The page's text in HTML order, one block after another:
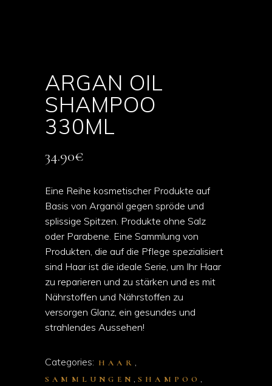
ARGAN OIL
SHAMPOO
330ML
34.90€
Eine Reihe kosmetischer Produkte auf
Basis von Arganöl gegen spröde und
splissige Spitzen. Produkte ohne Salz
oder Parabene. Eine Sammlung von
Produkten, die auf die Pflege spezialisiert
sind Haar ist die ideale Serie, um Ihr Haar
zu reparieren und zu stärken und es mit
Nährstoffen und Nährstoffen zu
versorgen Glanz, ein gesundes und
strahlendes Aussehen!
Categories: HAAR ,
SAMMLUNGEN , SHAMPOO ,